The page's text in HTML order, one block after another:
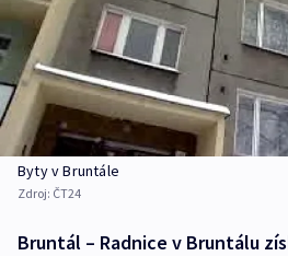
Byty v Bruntále
Zdroj: ČT24
Bruntál – Radnice v Bruntálu